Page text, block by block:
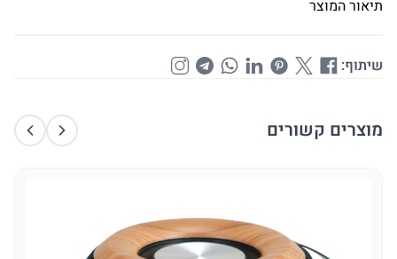
תיאור המוצר
שיתוף:
מוצרים קשורים